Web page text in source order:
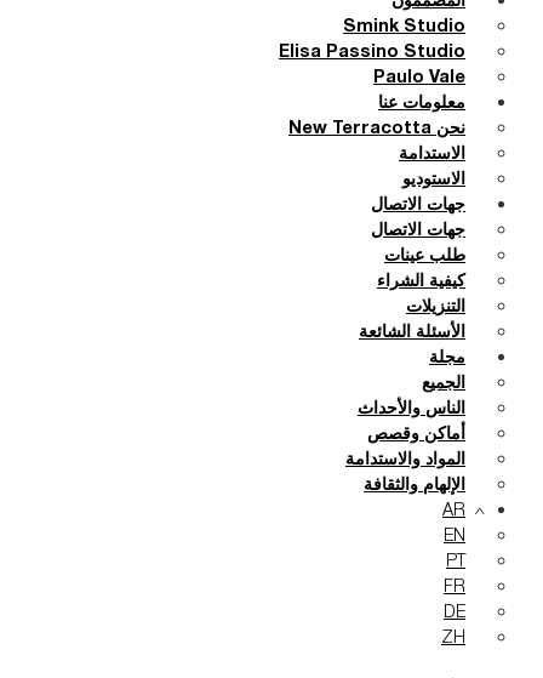
Smink Studio
Elisa Passino Studio
Paulo Vale
معلومات عنا
نحن New Terracotta
الاستدامة
الاستوديو
جهات الاتصال
جهات الاتصال
طلب عينات
كيفية الشراء
التنزيلات
الأسئلة الشائعة
مجلة
الجميع
الناس والأحداث
أماكن وقصص
المواد والاستدامة
الإلهام والثقافة
AR
EN
PT
FR
DE
ZH